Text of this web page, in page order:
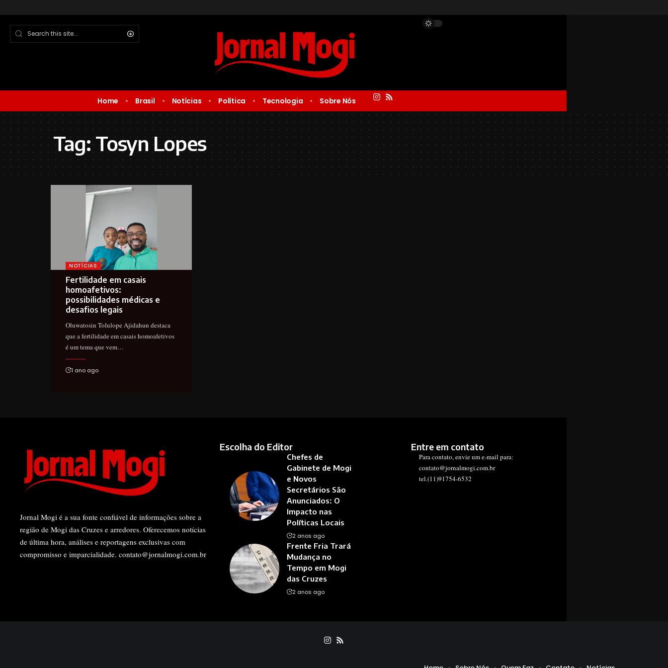
Home Brasil Notícias Política Tecnologia Sobre Nós
Tag:Tosyn Lopes
NOTÍCIAS
Fertilidade em casais
homoafetivos:
possibilidades médicas e
desafios legais
Oluwatosin Tolulope Ajidahun destaca
que a fertilidade em casais homoafetivos
é um tema que vem…
1 ano ago
Jornal Mogi é a sua fonte confiável de informações sobre a
região de Mogi das Cruzes e arredores. Oferecemos notícias
de última hora, análises e reportagens exclusivas com
compromisso e imparcialidade. contato@jornalmogi.com.br
Escolha do Editor
Chefes de
Gabinete de Mogi
e Novos
Secretários São
Anunciados: O
Impacto nas
Políticas Locais
2 anos ago
Frente Fria Trará
Mudança no
Tempo em Mogi
das Cruzes
2 anos ago
Entre em contato
Para contato, envie um e-mail para:
contato@jornalmogi.com.br
tel.(11)91754-6532